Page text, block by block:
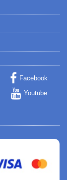
Facebook
Youtube